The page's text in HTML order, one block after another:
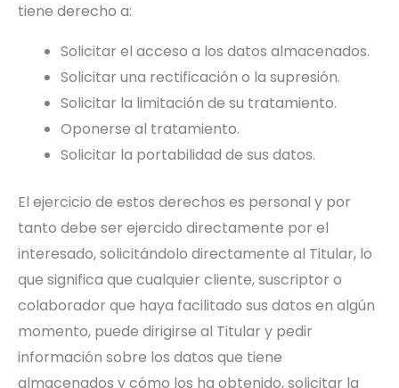
tiene derecho a:
Solicitar el acceso a los datos almacenados.
Solicitar una rectificación o la supresión.
Solicitar la limitación de su tratamiento.
Oponerse al tratamiento.
Solicitar la portabilidad de sus datos.
El ejercicio de estos derechos es personal y por
tanto debe ser ejercido directamente por el
interesado, solicitándolo directamente al Titular, lo
que significa que cualquier cliente, suscriptor o
colaborador que haya facilitado sus datos en algún
momento, puede dirigirse al Titular y pedir
información sobre los datos que tiene
almacenados y cómo los ha obtenido, solicitar la